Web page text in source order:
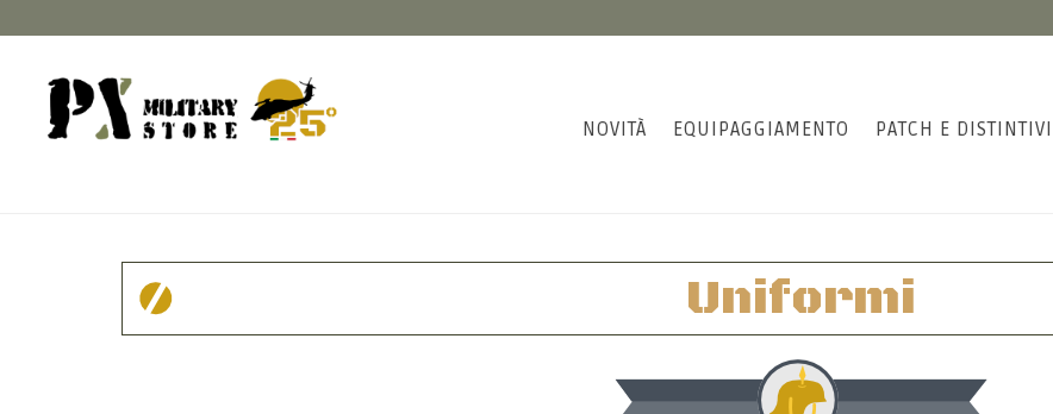
NOVITÀ EQUIPAGGIAMENTO PATCH E DISTINTIVI
Uniformi